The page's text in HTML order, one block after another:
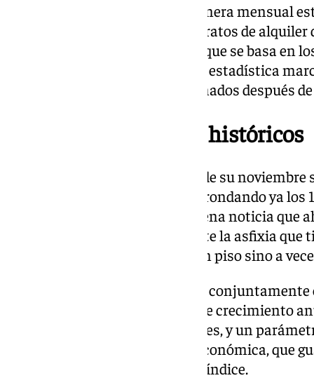
El INE difundirá además de manera mensual
actualización anual de los contratos de alquiler
expresado con dos decimales y que se basa en
tiene a su alcance el organismo estadística
revalorizarán los contratos firmados después
Málaga, en máximos históricos
Málaga alcanzó el pasado mes de su
precios de los pisos de alquiler, rondando ya
tanto, es relativamente una buena noticia que
para la subida de los precios ante la asfixia
jóvenes no ya para encontrar un piso sino a
Para elaborar el índice se valora
las diferencias entre las tasas de crecimiento
inflación subyacente de cada mes, y un
Dirección General de Política Económica, que
esperado a largo plazo de dicho índice.